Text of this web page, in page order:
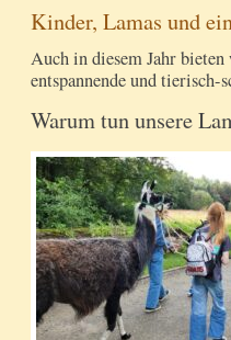
Kinder, Lamas und
Auch in diesem Jahr
entspannende und tierisch-
Warum tun unsere